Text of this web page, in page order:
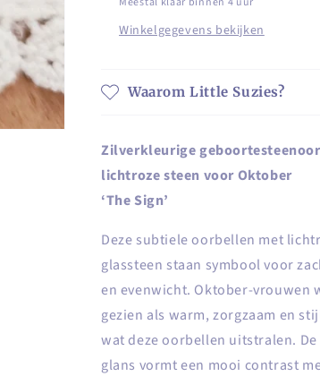
Oktober
Oktober
Winkelgegevens bekijken
Waarom Little Suzies?
Zilverkleurige
lichtroze steen voor Oktober
‘The Sign’
Deze subtiele oorbellen met
glassteen staan symbool voor
en evenwicht. Oktober-vrouwen
gezien als warm, zorgzaam en
wat deze oorbellen uitstralen. De
glans vormt een mooi contrast